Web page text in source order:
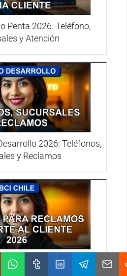
Penta 2026: Teléfono,
y Atención
2026: Teléfonos,
y Reclamos
Teléfono para Reclamos